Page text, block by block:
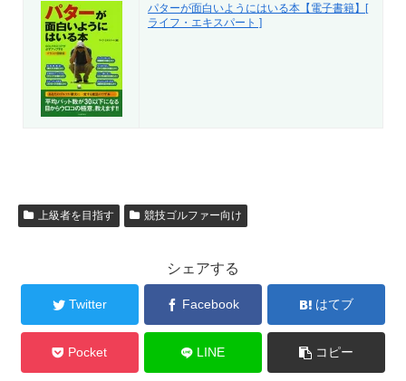
パターが面白いようにはいる本【電子書籍】[
ライフ・エキスパート ]
上級者を目指す 競技ゴルファー向け
シェアする
Twitter Facebook はてブ
Pocket LINE コピー